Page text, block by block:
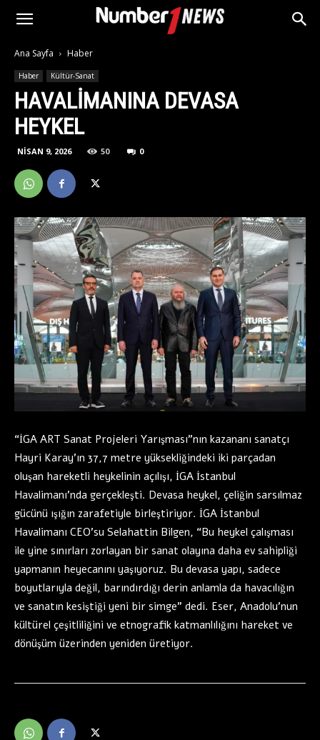
Ana Sayfa Haber
Haber Kültür-Sanat
HAVALIMANINA DEVASA
HEYKEL
NISAN 9, 2026 50 0
“İGA ART Sanat Projeleri Yarışması”nın kazananı sanatçı
Hayri Karay’ın 37,7 metre yüksekliğindeki iki parçadan
oluşan hareketli heykelinin açılışı, İGA İstanbul
Havalimanı’nda gerçekleşti. Devasa heykel, çeliğin sarsılmaz
gücünü ışığın zarafetiyle birleştiriyor. İGA İstanbul
Havalimanı CEO’su Selahattin Bilgen, “Bu heykel çalışması
ile yine sınırları zorlayan bir sanat olayına daha ev sahipliği
yapmanın heyecanını yaşıyoruz. Bu devasa yapı, sadece
boyutlarıyla değil, barındırdığı derin anlamla da havacılığın
ve sanatın kesiştiği yeni bir simge” dedi. Eser, Anadolu’nun
kültürel çeşitliliğini ve etnografik katmanlılığını hareket ve
dönüşüm üzerinden yeniden üretiyor.